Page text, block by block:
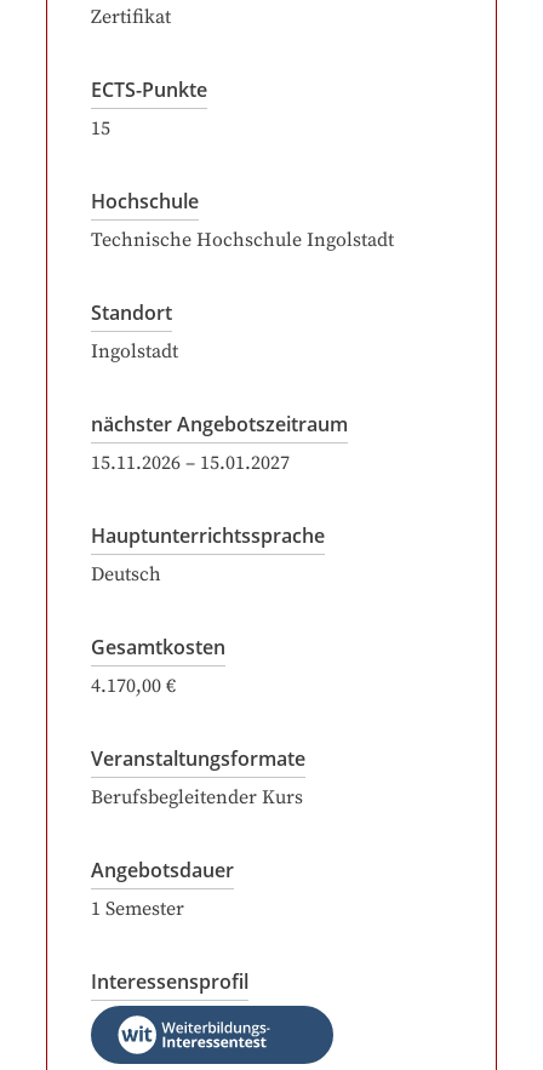
Zertifikat
ECTS-Punkte
15
Hochschule
Technische Hochschule Ingolstadt
Standort
Ingolstadt
nächster Angebotszeitraum
15.11.2026 – 15.01.2027
Hauptunterrichtssprache
Deutsch
Gesamtkosten
4.170,00 €
Veranstaltungsformate
Berufsbegleitender Kurs
Angebotsdauer
1 Semester
Interessensprofil